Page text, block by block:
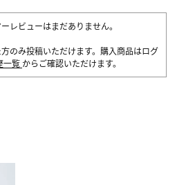
レビューはまだありません。
のみ投稿いただけます。購入商品はログ
一覧 からご確認いただけます。